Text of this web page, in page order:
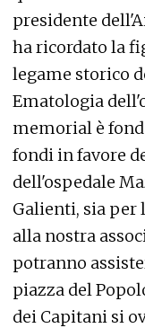
presidente
ha ricordato la
legame storico
Ematologia
memorial è
fondi in favore
dell'ospedale
Galienti, sia per
alla nostra
potranno
piazza del
dei Capitani si